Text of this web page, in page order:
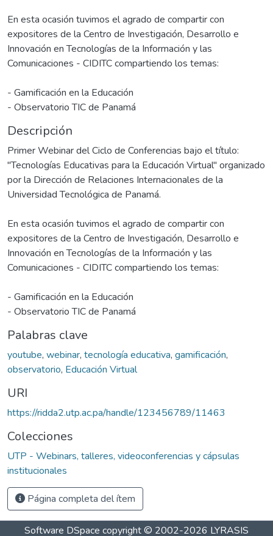
En esta ocasión tuvimos el agrado de compartir con
expositores de la Centro de Investigación, Desarrollo e
Innovación en Tecnologías de la Información y las
Comunicaciones - CIDITC compartiendo los temas:
- Gamificación en la Educación
- Observatorio TIC de Panamá
Descripción
Primer Webinar del Ciclo de Conferencias bajo el título:
"Tecnologías Educativas para la Educación Virtual" organizado
por la Dirección de Relaciones Internacionales de la
Universidad Tecnológica de Panamá.
En esta ocasión tuvimos el agrado de compartir con
expositores de la Centro de Investigación, Desarrollo e
Innovación en Tecnologías de la Información y las
Comunicaciones - CIDITC compartiendo los temas:
- Gamificación en la Educación
- Observatorio TIC de Panamá
Palabras clave
youtube, webinar, tecnología educativa, gamificación,
observatorio, Educación Virtual
URI
https://ridda2.utp.ac.pa/handle/123456789/11463
Colecciones
UTP - Webinars, talleres, videoconferencias y cápsulas
institucionales
Página completa del ítem
Software DSpace copyright © 2002-2026 LYRASIS